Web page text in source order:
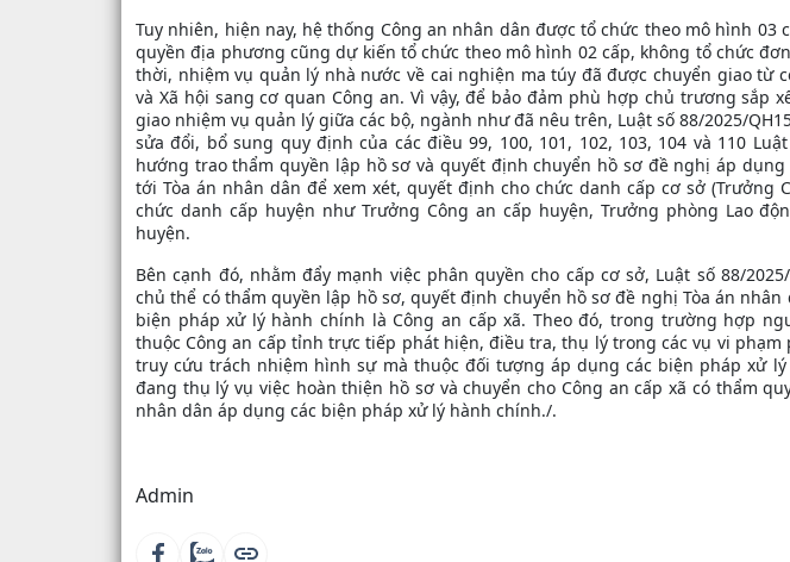
Tuy nhiên, hiện nay, hệ thống Công an nhân dân được tổ chức theo mô hình 03
quyền địa phương cũng dự kiến tổ chức theo mô hình 02 cấp, không tổ chức
thời, nhiệm vụ quản lý nhà nước về cai nghiện ma túy đã được chuyển giao từ
và Xã hội sang cơ quan Công an. Vì vậy, để bảo đảm phù hợp chủ trương sắp
giao nhiệm vụ quản lý giữa các bộ, ngành như đã nêu trên, Luật số 88/2025/
sửa đổi, bổ sung quy định của các điều 99, 100, 101, 102, 103, 104 và 110
hướng trao thẩm quyền lập hồ sơ và quyết định chuyển hồ sơ đề nghị áp
tới Tòa án nhân dân để xem xét, quyết định cho chức danh cấp cơ sở (Trưởng
chức danh cấp huyện như Trưởng Công an cấp huyện, Trưởng phòng Lao
huyện.
Bên cạnh đó, nhằm đẩy mạnh việc phân quyền cho cấp cơ sở, Luật số 88/
chủ thể có thẩm quyền lập hồ sơ, quyết định chuyển hồ sơ đề nghị Tòa án
biện pháp xử lý hành chính là Công an cấp xã. Theo đó, trong trường hợp
thuộc Công an cấp tỉnh trực tiếp phát hiện, điều tra, thụ lý trong các vụ vi
truy cứu trách nhiệm hình sự mà thuộc đối tượng áp dụng các biện pháp xử
đang thụ lý vụ việc hoàn thiện hồ sơ và chuyển cho Công an cấp xã có thẩm
nhân dân áp dụng các biện pháp xử lý hành chính./.
Admin